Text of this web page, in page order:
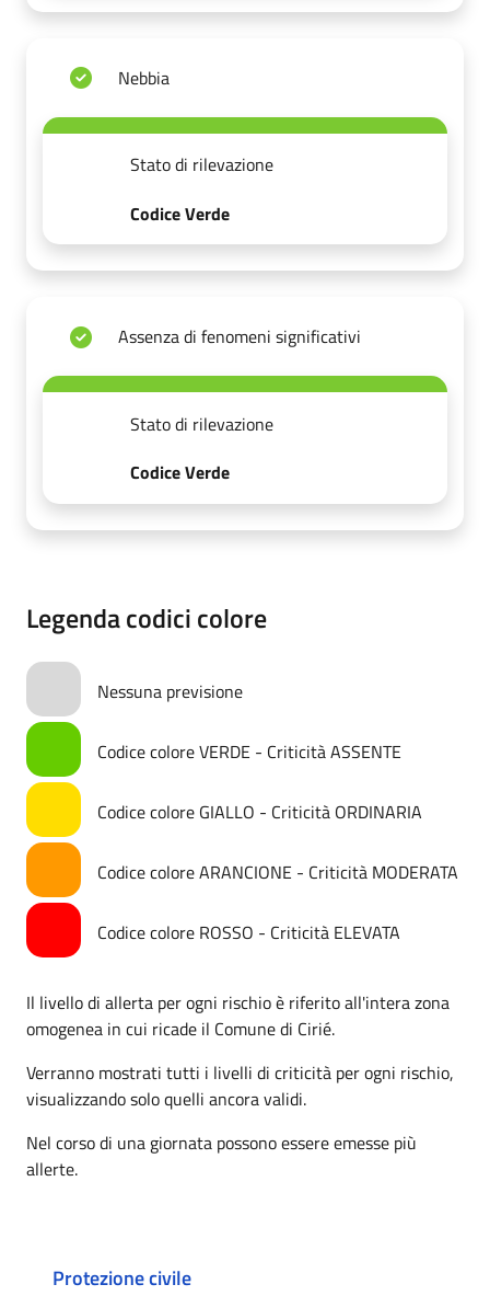
Nebbia
Stato di rilevazione
Codice Verde
Assenza di fenomeni significativi
Stato di rilevazione
Codice Verde
Legenda codici colore
Nessuna previsione
Codice colore VERDE - Criticità ASSENTE
Codice colore GIALLO - Criticità ORDINARIA
Codice colore ARANCIONE - Criticità MODERATA
Codice colore ROSSO - Criticità ELEVATA
Il livello di allerta per ogni rischio è riferito all'intera zona
omogenea in cui ricade il Comune di Cirié.
Verranno mostrati tutti i livelli di criticità per ogni rischio,
visualizzando solo quelli ancora validi.
Nel corso di una giornata possono essere emesse più
allerte.
Protezione civile